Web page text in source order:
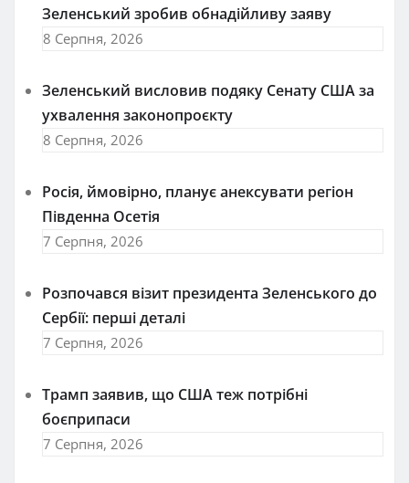
Зеленський зробив обнадійливу заяву
8 Серпня, 2026
Зеленський висловив подяку Сенату США за
ухвалення законопроєкту
8 Серпня, 2026
Росія, ймовірно, планує анексувати регіон
Південна Осетія
7 Серпня, 2026
Розпочався візит президента Зеленського до
Сербії: перші деталі
7 Серпня, 2026
Трамп заявив, що США теж потрібні
боєприпаси
7 Серпня, 2026